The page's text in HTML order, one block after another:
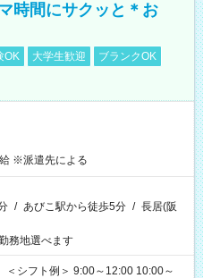
時間にサクッと＊お
OK 大学生歓迎
ブランクOK
※派遣先による
/ あびこ駅から徒歩5分 / 長居(阪
務地選べます